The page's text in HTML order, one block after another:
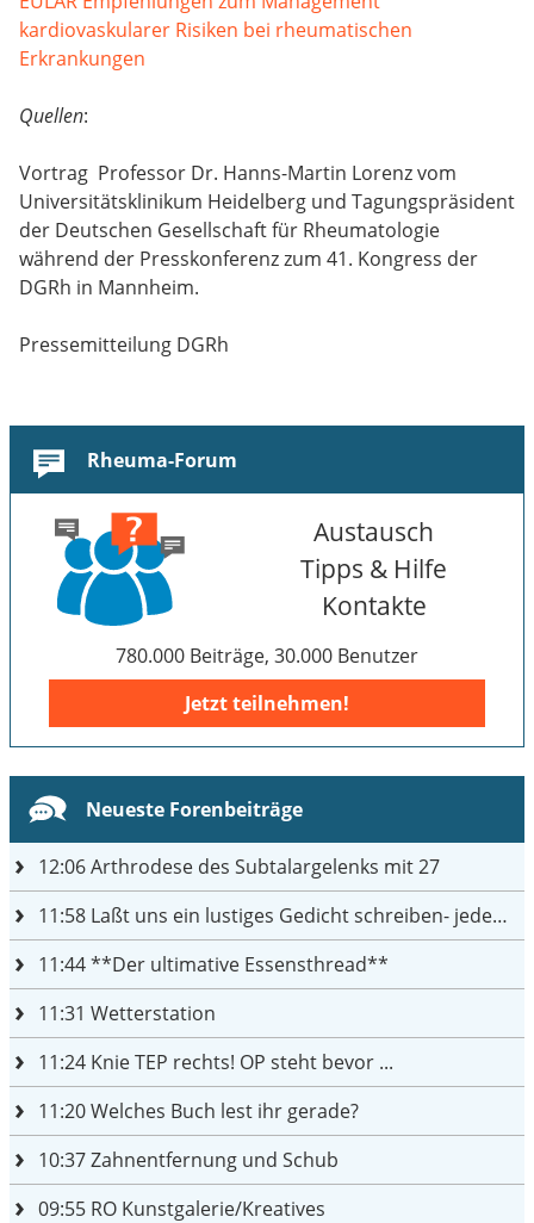
kardiovaskularer Risiken bei rheumatischen
Erkrankungen
Quellen:
Vortrag Professor Dr. Hanns-Martin Lorenz vom
Universitätsklinikum Heidelberg und Tagungspräsident
der Deutschen Gesellschaft für Rheumatologie
während der Presskonferenz zum 41. Kongress der
DGRh in Mannheim.
Pressemitteilung DGRh
Rheuma-Forum
Austausch
Tipps & Hilfe
Kontakte
780.000 Beiträge, 30.000 Benutzer
Jetzt teilnehmen!
Neueste Forenbeiträge
12:06Arthrodese des Subtalargelenks mit 27
11:58 Laßt uns ein lustiges Gedicht schreiben- jeder einen Satz
11:44**Der ultimative Essensthread**
11:31 Wetterstation
11:24 Knie TEP rechts! OP steht bevor ...
11:20Welches Buch lest ihr gerade?
10:37Zahnentfernung und Schub
09:55 RO Kunstgalerie/Kreatives